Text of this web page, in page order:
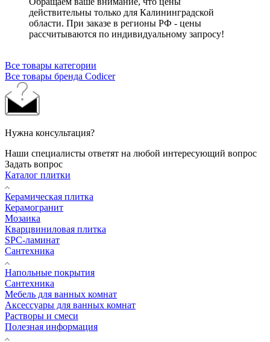
действительны только для Калининградской
области. При заказе в регионы РФ - цены
рассчитываются по индивидуальному запросу!
Все товары категории
Все товары бренда Codicer
Нужна консультация?
Наши специалисты ответят на любой интересующий вопрос
Задать вопрос
Каталог плитки
Керамическая плитка
Керамогранит
Мозаика
Кварцвиниловая плитка
SPC-ламинат
Сантехника
Напольные покрытия
Сантехника
Мебель для ванных комнат
Аксессуары для ванных комнат
Растворы и смеси
Полезная информация